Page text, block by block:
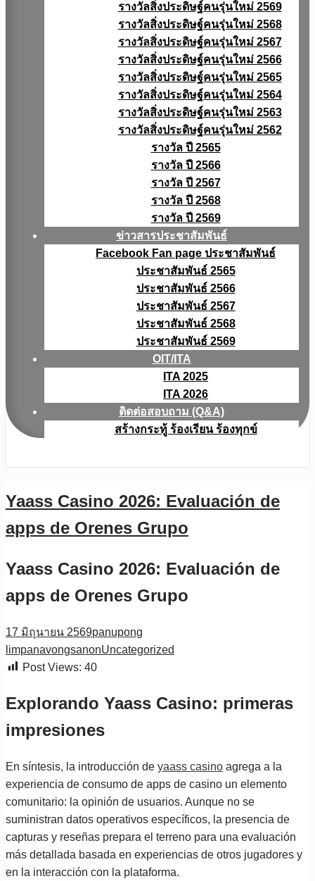
รางวัลสิ่งประดิษฐ์คนรุ่นใหม่ 2569
รางวัลสิ่งประดิษฐ์คนรุ่นใหม่ 2568
รางวัลสิ่งประดิษฐ์คนรุ่นใหม่ 2567
รางวัลสิ่งประดิษฐ์คนรุ่นใหม่ 2566
รางวัลสิ่งประดิษฐ์คนรุ่นใหม่ 2565
รางวัลสิ่งประดิษฐ์คนรุ่นใหม่ 2564
รางวัลสิ่งประดิษฐ์คนรุ่นใหม่ 2563
รางวัลสิ่งประดิษฐ์คนรุ่นใหม่ 2562
รางวัล ปี 2565
รางวัล ปี 2566
รางวัล ปี 2567
รางวัล ปี 2568
รางวัล ปี 2569
ข่าวสารประชาสัมพันธ์
Facebook Fan page ประชาสัมพันธ์
ประชาสัมพันธ์ 2565
ประชาสัมพันธ์ 2566
ประชาสัมพันธ์ 2567
ประชาสัมพันธ์ 2568
ประชาสัมพันธ์ 2569
OIT/ITA
ITA 2025
ITA 2026
ติดต่อสอบถาม (Q&A)
สร้างกระทู้ ร้องเรียน ร้องทุกข์
Yaass Casino 2026: Evaluación de
apps de Orenes Grupo
Yaass Casino 2026: Evaluación de
apps de Orenes Grupo
17 มิถุนายน 2569panupong
limpanavongsanonUncategorized
Post Views: 40
Explorando Yaass Casino: primeras
impresiones
En síntesis, la introducción de yaass casino agrega a la
experiencia de consumo de apps de casino un elemento
comunitario: la opinión de usuarios. Aunque no se
suministran datos operativos específicos, la presencia de
capturas y reseñas prepara el terreno para una evaluación
más detallada basada en experiencias de otros jugadores y
en la interacción con la plataforma.